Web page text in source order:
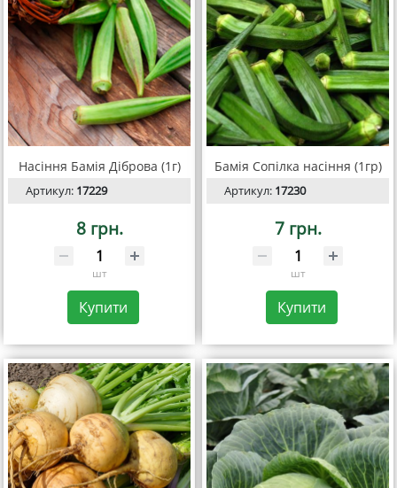
Насіння Бамія Діброва (1г)
Артикул: 17229
8 грн.
шт
Купити
Бамія Сопілка насіння (1гр)
Артикул: 17230
7 грн.
шт
Купити